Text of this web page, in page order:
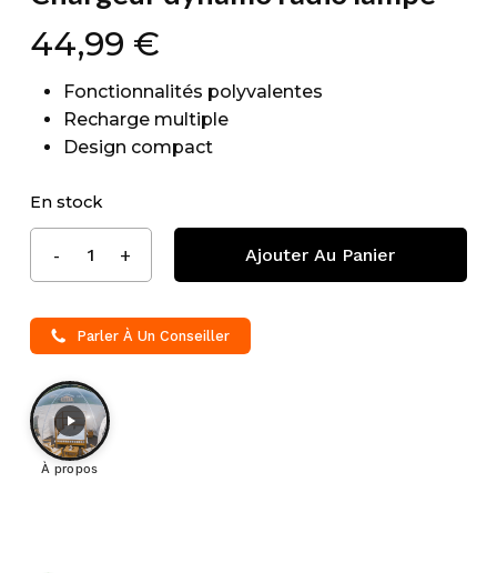
44,99 €
Fonctionnalités polyvalentes
Recharge multiple
Design compact
En stock
Ajouter Au Panier
Parler À Un Conseiller
À propos